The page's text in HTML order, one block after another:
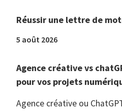
Réussir une lettre de
5 août 2026
Agence créative vs
pour vos projets
Agence créative ou